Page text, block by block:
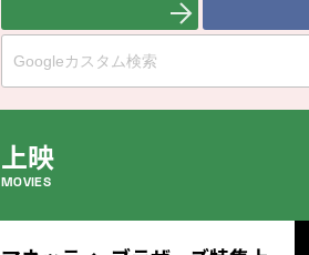
上映
MOVIES